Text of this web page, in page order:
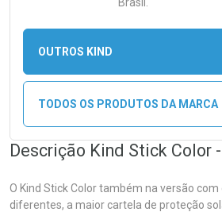
OUTROS KIND
TODOS OS PRODUTOS DA MARCA
Descrição Kind Stick Color
O Kind Stick Color também na versão
diferentes, a maior cartela de proteção